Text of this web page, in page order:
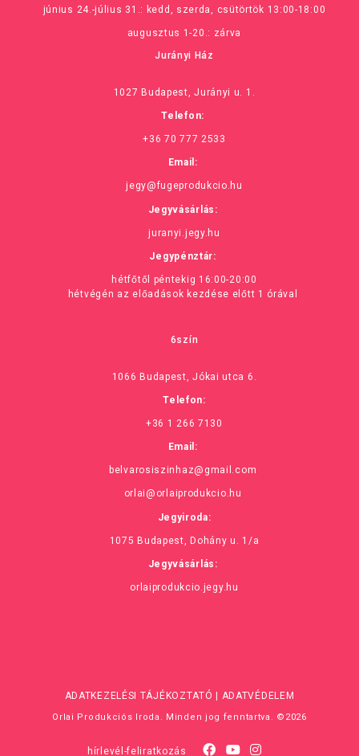
június 24.-július 31.: kedd, szerda, csütörtök 13:00-18:00
augusztus 1-20.: zárva
Jurányi Ház
1027 Budapest, Jurányi u. 1.
Telefon:
+36 70 777 2533
Email:
jegy@fugeprodukcio.hu
Jegyvásárlás:
juranyi.jegy.hu
Jegypénztár:
hétfőtől péntekig 16:00-20:00
hétvégén az előadások kezdése előtt 1 órával
6szín
1066 Budapest, Jókai utca 6.
Telefon:
+36 1 266 7130
Email:
belvarosiszinhaz@gmail.com
orlai@orlaiprodukcio.hu
Jegyiroda:
1075 Budapest, Dohány u. 1/a
Jegyvásárlás:
orlaiprodukcio.jegy.hu
ADATKEZELÉSI TÁJÉKOZTATÓ ADATVÉDELEM
Orlai Produkciós Iroda. Minden jog fenntartva. ©2026
hírlevél-feliratkozás